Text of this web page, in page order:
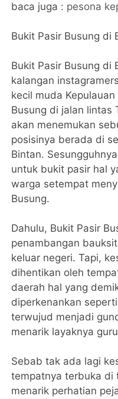
baca juga : pesona
Bukit Pasir Busung di
Bukit Pasir Busung di
kalangan
kecil muda
Busung di jalan lintas
akan menemukan
posisinya berada di
Bintan.
untuk bukit pasir hal
warga setempat
Busung.
Dahulu, Bukit Pasir
penambangan
keluar negeri. Tapi,
dihentikan oleh
daerah hal yang
diperkenankan
terwujud menjadi
menarik layaknya
Sebab tak ada lagi
tempatnya terbuka di
menarik perhatian